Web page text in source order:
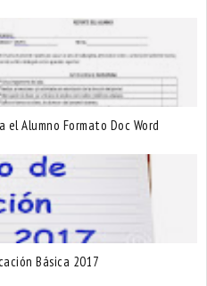
Alumno Formato Doc Word
Básica 2017